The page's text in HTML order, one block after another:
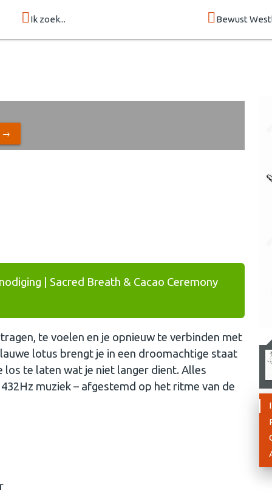
Ik zoek... Bewust
→
| Sacred Breath & Cacao Ceremony
te voelen en je opnieuw te verbinden met
lotus brengt je in een droomachtige staat
te laten wat je niet langer dient. Alles
muziek – afgestemd op het ritme van de